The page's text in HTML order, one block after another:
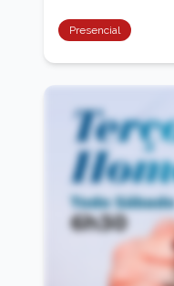
Pedro Abelardo,
Sagrada Família
Presencial